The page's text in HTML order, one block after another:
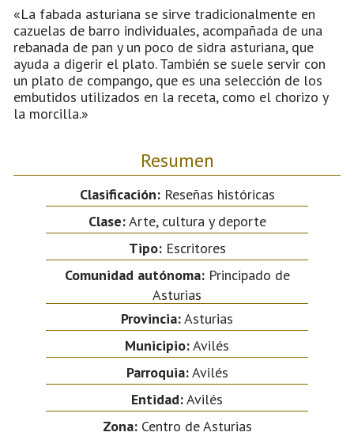
«La fabada asturiana se sirve tradicionalmente en
cazuelas de barro individuales, acompañada de una
rebanada de pan y un poco de sidra asturiana, que
ayuda a digerir el plato. También se suele servir con
un plato de compango, que es una selección de los
embutidos utilizados en la receta, como el chorizo y
la morcilla.»
Resumen
Clasificación:Reseñas históricas
Clase:Arte, cultura y deporte
Tipo:Escritores
Comunidad autónoma:Principado de
Asturias
Provincia:Asturias
Municipio:Avilés
Parroquia:Avilés
Entidad:Avilés
Zona:Centro de Asturias